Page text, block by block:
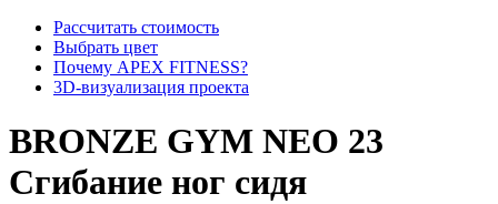
Рассчитать стоимость
Выбрать цвет
Почему APEX FITNESS?
3D-визуализация проекта
BRONZE GYM NEO 23
Сгибание ног сидя